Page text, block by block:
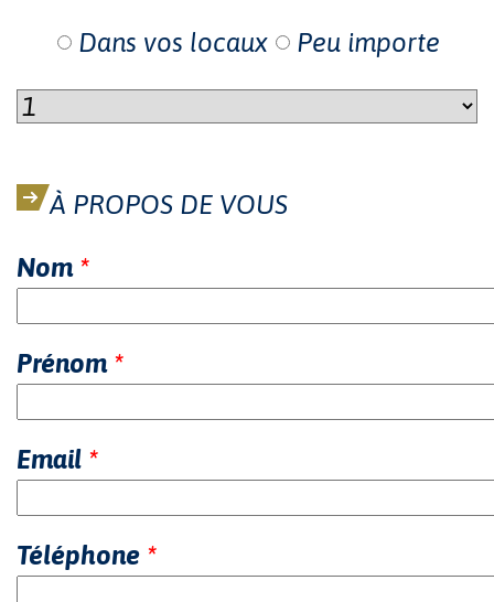
Dans vos locaux Peu importe
À PROPOS DE VOUS
Nom *
Prénom *
Email *
Téléphone *